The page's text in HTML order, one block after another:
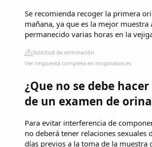
Se recomienda recoger la primera
mañana, ya que es la mejor muestra
permanecido varias horas en la
Solicitud de eliminación
Ver respuesta completa en imqanalisis.es
¿Que no se debe
de un examen de
Para evitar interferencia de
no deberá tener relaciones sexuales
días previos a la toma de la muestra